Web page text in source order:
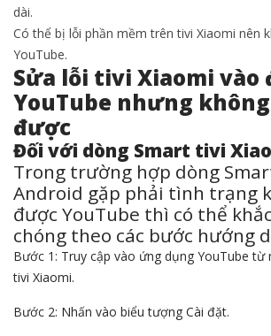
dài.
Có thể bị lỗi phần mềm trên tivi Xiaomi nên
YouTube.
Sửa lỗi tivi Xiaomi vào
YouTube nhưng
được
Đối với dòng Smart tivi
Trong trường hợp dòng
Android gặp phải tình trạng
được YouTube thì có thể
chóng theo các bước hướng
Bước 1: Truy cập vào ứng dụng YouTube từ
tivi Xiaomi.
Bước 2: Nhấn vào biểu tượng Cài đặt.